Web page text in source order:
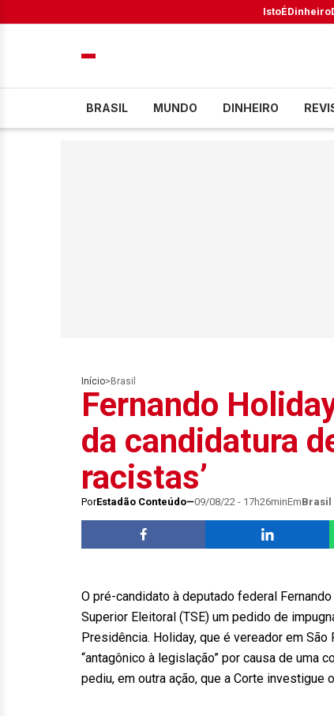
IstoÉDinheiro
BRASIL MUNDO DINHEIRO
Início> Brasil
Fernando
da candidatura
racistas’
PorEstadão Conteúdo 09/08/22 - 17h26minEmBrasil
O pré-candidato à deputado federal
Superior Eleitoral (TSE) um pedido de
Presidência. Holiday, que é vereador em
“antagônico à legislação” por causa de uma
pediu, em outra ação, que a Corte investigue